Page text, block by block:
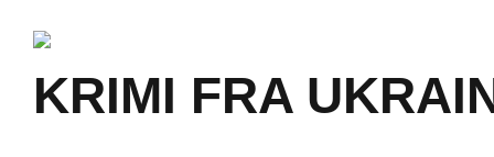
KRIMI FRA